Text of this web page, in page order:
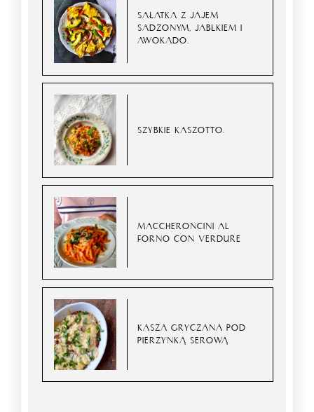
SAŁATKA Z JAJEM
SADZONYM, JABŁKIEM I
AWOKADO.
SZYBKIE KASZOTTO.
MACCHERONCINI AL
FORNO CON VERDURE
KASZA GRYCZANA POD
PIERZYNKĄ SEROWĄ